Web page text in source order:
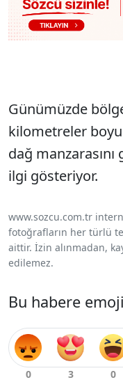
Günümüzde
kilometreler
dağ
ilgi gösteriyor.
www.sozcu.com.tr
fotoğrafların her türlü
aittir. İzin alınmadan,
edilemez.
Bu habere